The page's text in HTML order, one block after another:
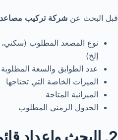
قبل البحث عن شركة تركيب مصاعد
نوع المصعد المطلوب (سكني،
إلخ)
عدد الطوابق والسعة المطلوبة
الميزات الخاصة التي تحتاجها
الميزانية المتاحة
الجدول الزمني المطلوب
2. البحث وإعداد قائمة مختصرة